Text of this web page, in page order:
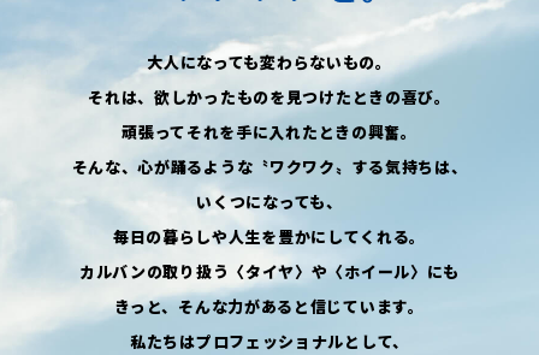
大人になっても変わらないもの。
それは、欲しかったものを見つけたときの喜び。
頑張ってそれを手に入れたときの興奮。
そんな、心が踊るような〝ワクワク〟 する気持ちは、
いくつになっても、
毎日の暮らしや人生を豊かにしてくれる。
カルバンの取り扱う 〈タイヤ〉や〈ホイール〉にも
きっと、そんな力があると信じています。
私たちはプロフェッショナルとして、